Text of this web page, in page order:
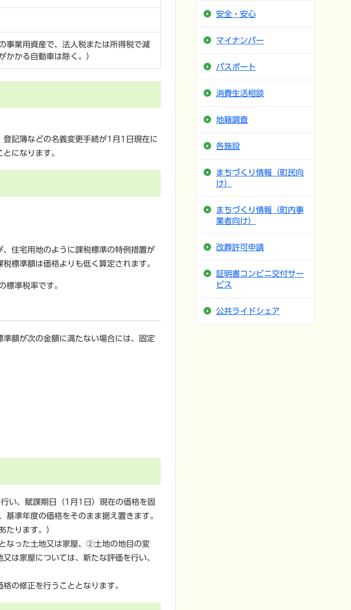
事業用資産で、法人税または所得税で減
かかる自動車は除く。）
記簿などの名義変更手続が1月1日現在に
になります。
住宅用地のように課税標準の特例措置が
標準額は価格よりも低く算定されます。
準税率です。
額が次の金額に満たない場合には、固定
い、賦課期日（1月1日）現在の価格を固
準年度の価格をそのまま据え置きます。
たります。）
なった土地又は家屋、②土地の地目の変
は家屋については、新たな評価を行い、
の修正を行うこととなります。
安全・安心
マイナンバー
パスポート
消費生活相談
地籍調査
各施設
まちづくり情報（町民向
け）
まちづくり情報（町内事
業者向け）
改葬許可申請
証明書コンビニ交付サー
ビス
公共ライドシェア